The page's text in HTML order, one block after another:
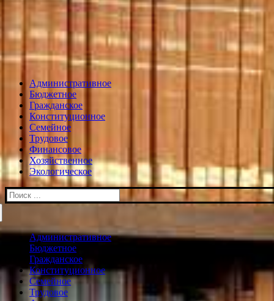
Административное
Бюджетное
Гражданское
Конституционное
Семейное
Трудовое
Финансовое
Хозяйственное
Экологическое
Искать:
Административное
Бюджетное
Гражданское
Конституционное
Семейное
Трудовое